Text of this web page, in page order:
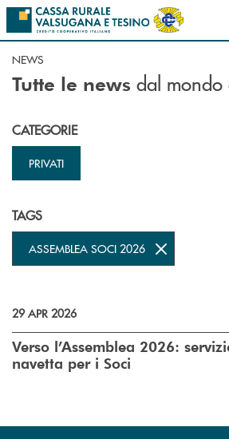
Salta al contenuto principale
NEWS
Tutte le news dal mondo
CATEGORIE
PRIVATI
TAGS
ASSEMBLEA SOCI 2026
29 APR 2026
Verso l’Assemblea 2026:
navetta per i Soci